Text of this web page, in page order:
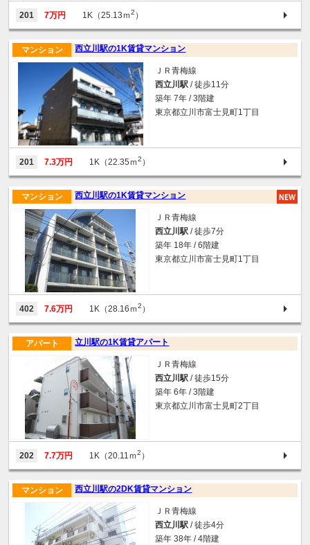
201 7万円 1K（25.13ｍ2 ）
西立川駅の1K賃貸マンション
マンション
ＪＲ青梅線
西立川駅 / 徒歩11分
築年 7年 / 3階建
東京都立川市富士見町1丁目
201 7.3万円 1K（22.35ｍ2 ）
西立川駅の1K賃貸マンション
マンション
ＪＲ青梅線
西立川駅 / 徒歩7分
築年 18年 / 6階建
東京都立川市富士見町1丁目
402 7.6万円 1K（28.16ｍ2 ）
立川駅の1K賃貸アパート
アパート
ＪＲ青梅線
西立川駅 / 徒歩15分
築年 6年 / 3階建
東京都立川市富士見町2丁目
202 7.7万円 1K（20.11ｍ2 ）
西立川駅の2DK賃貸マンション
マンション
ＪＲ青梅線
西立川駅 / 徒歩4分
築年 38年 / 4階建